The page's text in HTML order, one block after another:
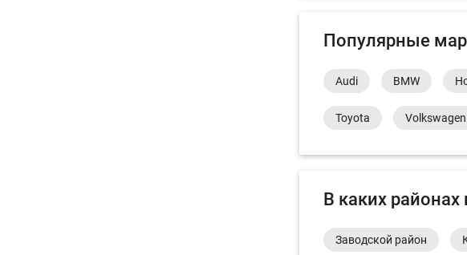
Популярные
Audi BMW
Toyota Volkswagen
В каких районах
Заводской район